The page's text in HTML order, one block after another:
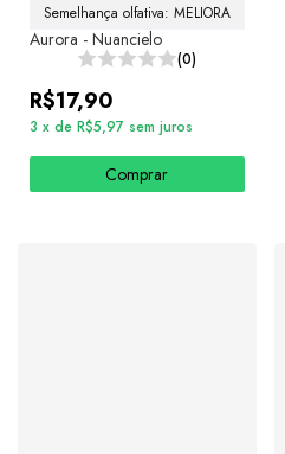
Semelhança olfativa: MELIORA
Aurora - Nuancielo
(0)
R$17,90
3 x de R$5,97 sem juros
Comprar